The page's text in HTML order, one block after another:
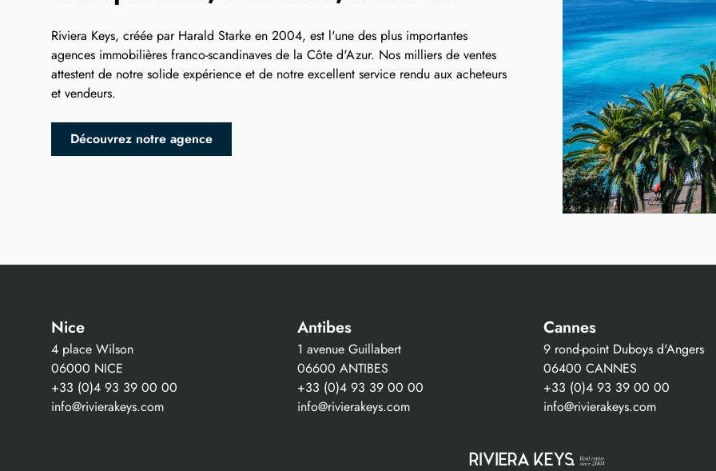
Riviera Keys, créée par Harald Starke en 2004, est l'une des plus importantes
agences immobilières franco-scandinaves de la Côte d'Azur. Nos milliers de ventes
attestent de notre solide expérience et de notre excellent service rendu aux acheteurs
et vendeurs.
Découvrez notre agence
Nice
4 place Wilson
06000 NICE
+33 (0)4 93 39 00 00
info@rivierakeys.com
Antibes
1 avenue Guillabert
06600 ANTIBES
+33 (0)4 93 39 00 00
info@rivierakeys.com
Cannes
9 rond-point Duboys d'Angers
06400 CANNES
+33 (0)4 93 39 00 00
info@rivierakeys.com